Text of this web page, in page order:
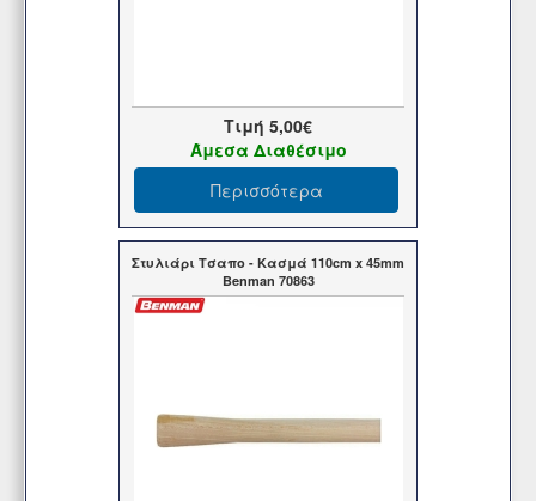
Τιμή 5,00€
Άμεσα Διαθέσιμο
Περισσότερα
Στυλιάρι Τσαπο - Κασμά 110cm x 45mm
Benman 70863